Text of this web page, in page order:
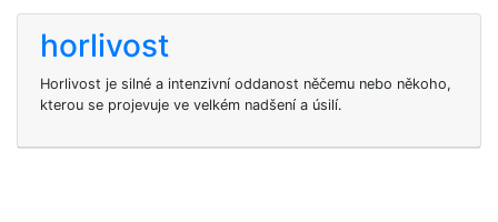
horlivost
Horlivost je silné a intenzivní oddanost něčemu nebo někoho,
kterou se projevuje ve velkém nadšení a úsilí.